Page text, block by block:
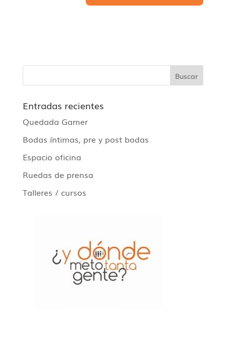
Entradas recientes
Quedada Gamer
Bodas íntimas, pre y post bodas
Espacio oficina
Ruedas de prensa
Talleres / cursos